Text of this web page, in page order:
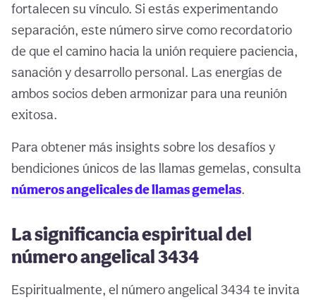
fortalecen su vínculo. Si estás experimentando
separación, este número sirve como recordatorio
de que el camino hacia la unión requiere paciencia,
sanación y desarrollo personal. Las energías de
ambos socios deben armonizar para una reunión
exitosa.
Para obtener más insights sobre los desafíos y
bendiciones únicos de las llamas gemelas, consulta
números angelicales de llamas gemelas.
La significancia espiritual del
número angelical 3434
Espiritualmente, el número angelical 3434 te invita